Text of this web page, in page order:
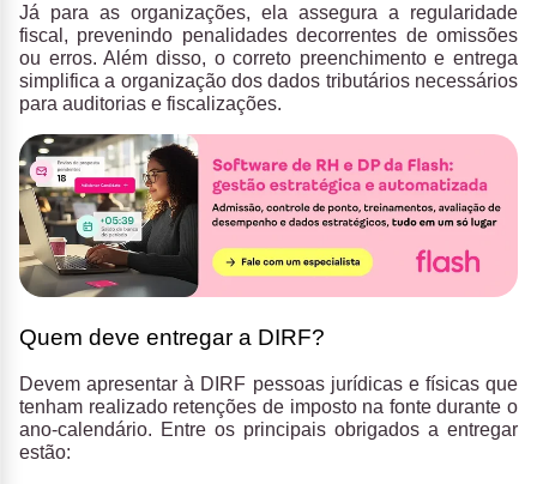
Já para as organizações, ela assegura a regularidade
fiscal, prevenindo penalidades decorrentes de omissões
ou erros. Além disso, o correto preenchimento e entrega
simplifica a organização dos dados tributários necessários
para auditorias e fiscalizações.
Quem deve entregar a DIRF?
Devem apresentar à DIRF pessoas jurídicas e físicas que
tenham realizado retenções de imposto na fonte durante o
ano-calendário. Entre os principais obrigados a entregar
estão: